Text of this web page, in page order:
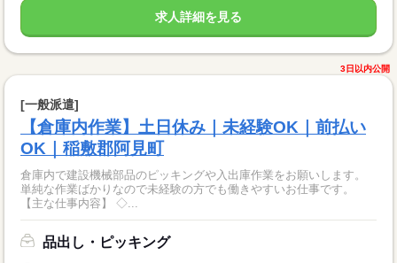
求人詳細を見る
3日以内公開
[一般派遣]
【倉庫内作業】土日休み｜未経験OK｜前払い
OK｜稲敷郡阿見町
倉庫内で建設機械部品のピッキングや入出庫作業をお願いします。
単純な作業ばかりなので未経験の方でも働きやすいお仕事です。
【主な仕事内容】 ◇...
品出し・ピッキング